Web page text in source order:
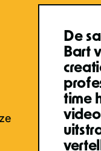
De
Bart
time